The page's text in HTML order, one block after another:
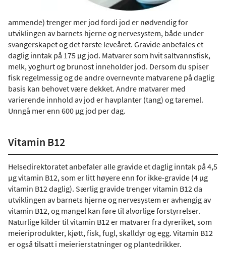
ammende) trenger mer jod fordi jod er nødvendig for
utviklingen av barnets hjerne og nervesystem, både under
svangerskapet og det første leveåret. Gravide anbefales et
daglig inntak på 175 µg jod. Matvarer som hvit saltvannsfisk,
melk, yoghurt og brunost inneholder jod. Dersom du spiser
fisk regelmessig og de andre overnevnte matvarene på daglig
basis kan behovet være dekket. Andre matvarer med
varierende innhold av jod er havplanter (tang) og taremel.
Unngå mer enn 600 µg jod per dag.
Vitamin B12
Helsedirektoratet anbefaler alle gravide et daglig inntak på 4,5
µg vitamin B12, som er litt høyere enn for ikke-gravide (4 µg
vitamin B12 daglig). Særlig gravide trenger vitamin B12 da
utviklingen av barnets hjerne og nervesystem er avhengig av
vitamin B12, og mangel kan føre til alvorlige forstyrrelser.
Naturlige kilder til vitamin B12 er matvarer fra dyreriket, som
meieriprodukter, kjøtt, fisk, fugl, skalldyr og egg. Vitamin B12
er også tilsatt i meierierstatninger og plantedrikker.